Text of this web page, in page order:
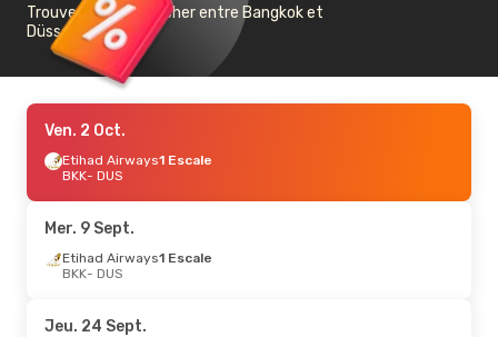
Trouvez un vol pas cher entre Bangkok et
Düsseldorf
Ven. 2 Oct.
Etihad Airways1 Escale
BKK- DUS
Mer. 9 Sept.
Etihad Airways1 Escale
BKK- DUS
Jeu. 24 Sept.